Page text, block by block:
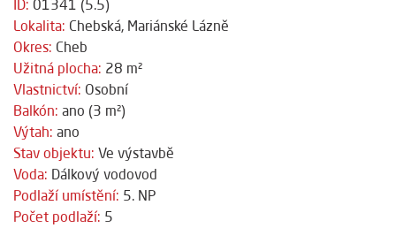
ID: 01341 (5.5)
Lokalita: Chebská, Mariánské Lázně
Okres: Cheb
Užitná plocha: 28 m²
Vlastnictví: Osobní
Balkón: ano (3 m²)
Výtah: ano
Stav objektu: Ve výstavbě
Voda: Dálkový vodovod
Podlaží umístění: 5. NP
Počet podlaží: 5